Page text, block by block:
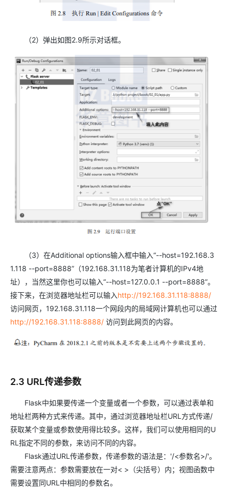
（2）弹出如图2.9所示对话框。
（3）在Additional options输入框中输入“--host=192.168.3
1.118 --port=8888”（192.168.31.118为笔者计算机的IPv4地
址），当然这里你也可以输入“--host=127.0.0.1 --port=8888”。
接下来，在浏览器地址栏可以输入http://192.168.31.118:8888/
访问网页，192.168.31.118一个网段内的局域网计算机也可以通过
http://192.168.31.118:8888/ 访问到此网页的内容。
2.3 URL传递参数
Flask中如果要传递一个变量或者一个参数，可以通过表单和
地址栏两种方式来传递。其中，通过浏览器地址栏URL方式传递/
获取某个变量或参数使用得比较多。这样，我们可以使用相同的U
RL指定不同的参数，来访问不同的内容。
Flask通过URL传递参数，传递参数的语法是：'/<参数名>/'。
需要注意两点：参数需要放在一对< >（尖括号）内；视图函数中
需要设置同URL中相同的参数名。